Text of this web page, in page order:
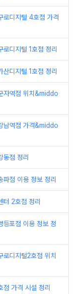
로디지털 4호점 가격
디지털 1호점 정리
디지털 1호점 정리
자역점 위치&middo
남역점 가격&middo
동점 정리
점 이용 정보 정리
터 2호점 정리
등포점 이용 정보 정
디지털2호점 위치
가격 시설 정리